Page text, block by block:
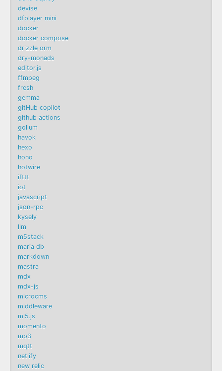
devise
dfplayer mini
docker
docker compose
drizzle orm
dry-monads
editor.js
ffmpeg
fresh
gemma
gitHub copilot
github actions
gollum
havok
hexo
hono
hotwire
ifttt
iot
javascript
json-rpc
kysely
llm
m5stack
maria db
markdown
mastra
mdx
mdx-js
microcms
middleware
ml5.js
momento
mp3
mqtt
netlify
new relic